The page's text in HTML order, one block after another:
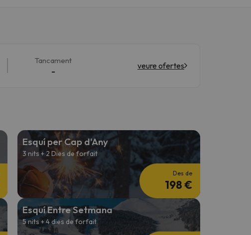
Tancament
-
veure ofertes
Esquí per Cap d'Any
3 nits + 2 Dies de forfait
Des de
198 €
Esquí Entre Setmana
5 nits + 4 dies de forfait